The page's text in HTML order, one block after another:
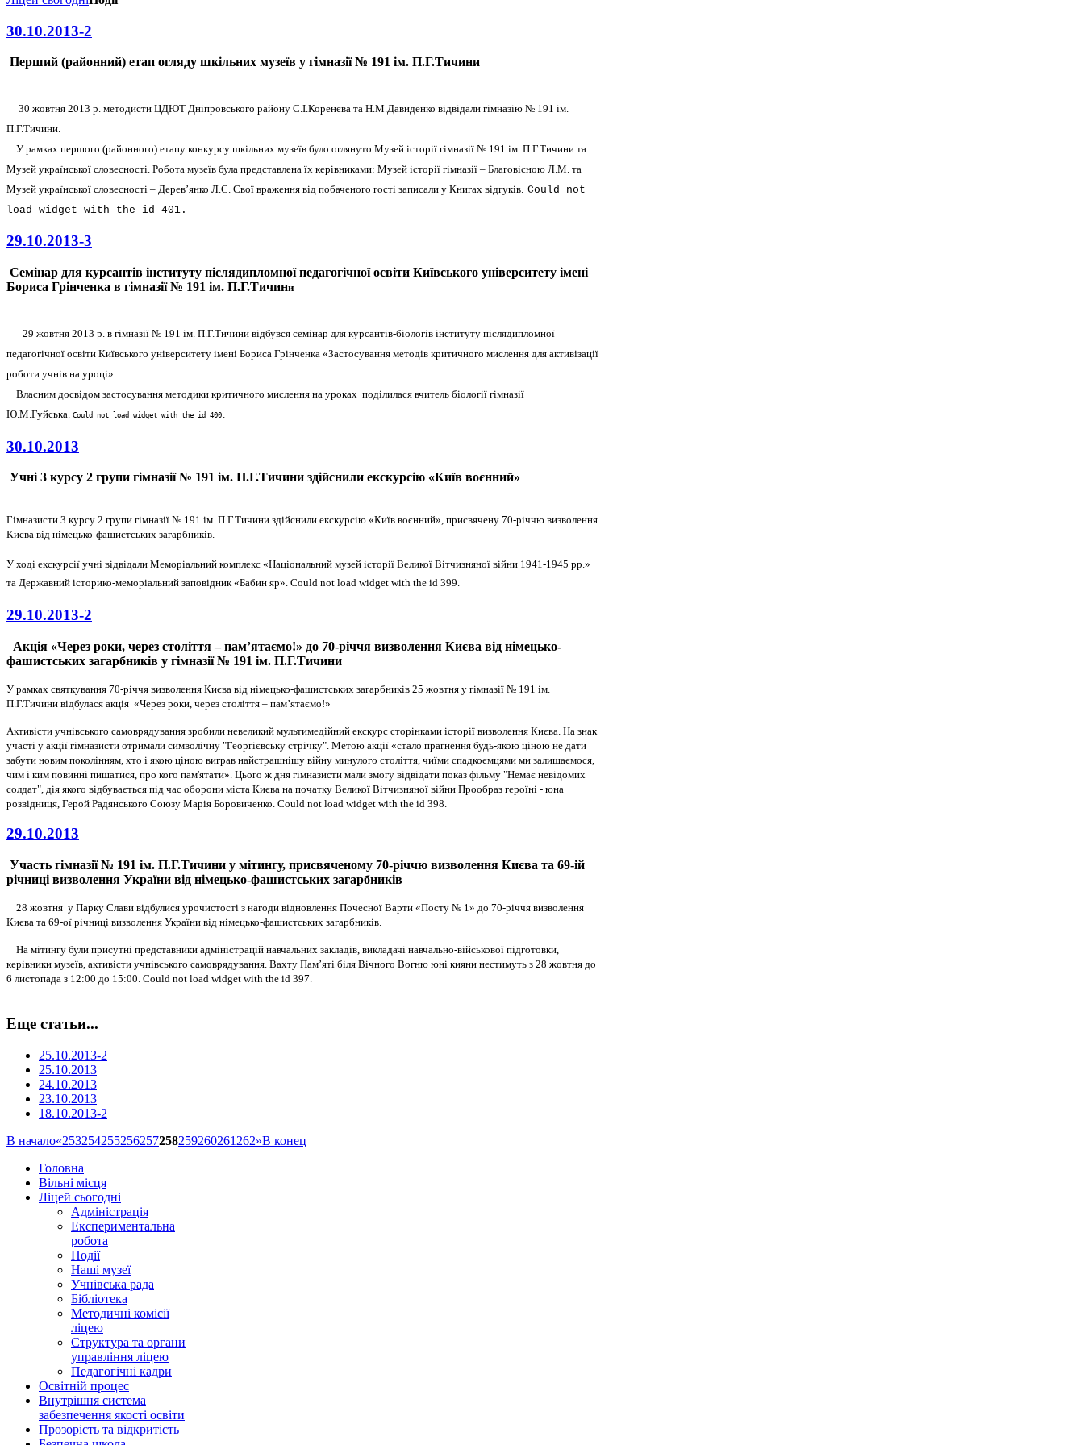
30.10.2013-2
Перший (районний) етап огляду шкільних музеїв у гімназії № 191 ім. П.Г.Тичини
30 жовтня 2013 р. методисти ЦДЮТ Дніпровського району С.І.Коренєва та Н.М.Давиденко відвідали гімназію № 191 ім.
П.Г.Тичини.
У рамках першого (районного) етапу конкурсу шкільних музеїв було оглянуто Музей історії гімназії № 191 ім. П.Г.Тичини та
Музей української словесності. Робота музеїв була представлена їх керівниками: Музей історії гімназії – Благовісною Л.М. та
Музей української словесності – Дерев’янко Л.С. Свої враження від побаченого гості записали у Книгах відгуків. Could not
load widget with the id 401.
29.10.2013-3
Семінар для курсантів інституту післядипломної педагогічної освіти Київського університету імені
Бориса Грінченка в гімназії № 191 ім. П.Г.Тичини
29 жовтня 2013 р. в гімназії № 191 ім. П.Г.Тичини відбувся семінар для курсантів-біологів інституту післядипломної
педагогічної освіти Київського університету імені Бориса Грінченка «Застосування методів критичного мислення для активізації
роботи учнів на уроці».
Власним досвідом застосування методики критичного мислення на уроках поділилася вчитель біології гімназії
Ю.М.Гуйська.
Could not load widget with the id 400.
30.10.2013
Учні 3 курсу 2 групи гімназії № 191 ім. П.Г.Тичини здійснили екскурсію «Київ воєнний»
Гімназисти 3 курсу 2 групи гімназії № 191 ім. П.Г.Тичини здійснили екскурсію «Київ воєнний», присвячену 70-річчю визволення
Києва від німецько-фашистських загарбників.
У ході екскурсії учні відвідали Меморіальний комплекс «Національний музей історії Великої Вітчизняної війни 1941-1945 рр.»
та Державний історико-меморіальний заповідник «Бабин яр». Could not load widget with the id 399.
29.10.2013-2
Акція «Через роки, через століття – пам’ятаємо!» до 70-річчя визволення Києва від німецько-
фашистських загарбників у гімназії № 191 ім. П.Г.Тичини
У рамках святкування 70-річчя визволення Києва від німецько-фашистських загарбників 25 жовтня у гімназії № 191 ім.
П.Г.Тичини відбулася акція «Через роки, через століття – пам’ятаємо!»
Активісти учнівського самоврядування зробили невеликий мультимедійний екскурс сторінками історії визволення Києва. На знак
участі у акції гімназисти отримали символічну "Георгієвську стрічку". Метою акції «стало прагнення будь-якою ціною не дати
забути новим поколінням, хто і якою ціною виграв найстрашнішу війну минулого століття, чиїми спадкоємцями ми залишаємося,
чим і ким повинні пишатися, про кого пам'ятати». Цього ж дня гімназисти мали змогу відвідати показ фільму "Немає невідомих
солдат", дія якого відбувається під час оборони міста Києва на початку Великої Вітчизняної війни Прообраз героїні - юна
розвідниця, Герой Радянського Союзу Марія Боровиченко. Could not load widget with the id 398.
29.10.2013
Участь гімназії № 191 ім. П.Г.Тичини у мітингу, присвяченому 70-річчю визволення Києва та 69-ій
річниці визволення України від німецько-фашистських загарбників
28 жовтня у Парку Слави відбулися урочистості з нагоди відновлення Почесної Варти «Посту № 1» до 70-річчя визволення
Києва та 69-ої річниці визволення України від німецько-фашистських загарбників.
На мітингу були присутні представники адміністрацій навчальних закладів, викладачі навчально-військової підготовки,
керівники музеїв, активісти учнівського самоврядування. Вахту Пам’яті біля Вічного Вогню юні кияни нестимуть з 28 жовтня до
6 листопада з 12:00 до 15:00. Could not load widget with the id 397.
Еще статьи...
25.10.2013-2
25.10.2013
24.10.2013
23.10.2013
18.10.2013-2
В начало«253254255256257258259260261 262»В конец
Головна
Вільні місця
Ліцей сьогодні
Адміністрація
Експериментальна
робота
Події
Наші музеї
Учнівська рада
Бібліотека
Методичні комісії
ліцею
Структура та органи
управління ліцею
Педагогічні кадри
Освітній процес
Внутрішня система
забезпечення якості освіти
Прозорість та відкритість